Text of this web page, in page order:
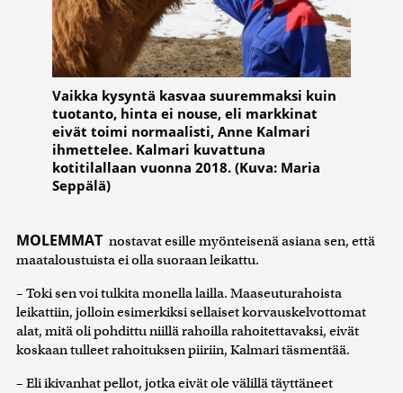
Vaikka kysyntä kasvaa suuremmaksi kuin
tuotanto, hinta ei nouse, eli markkinat
eivät toimi normaalisti, Anne Kalmari
ihmettelee. Kalmari kuvattuna
kotitilallaan vuonna 2018. (Kuva: Maria
Seppälä)
MOLEMMAT nostavat esille myönteisenä asiana sen, että
maataloustuista ei olla suoraan leikattu.
– Toki sen voi tulkita monella lailla. Maaseuturahoista
leikattiin, jolloin esimerkiksi sellaiset korvauskelvottomat
alat, mitä oli pohdittu niillä rahoilla rahoitettavaksi, eivät
koskaan tulleet rahoituksen piiriin, Kalmari täsmentää.
– Eli ikivanhat pellot, jotka eivät ole välillä täyttäneet